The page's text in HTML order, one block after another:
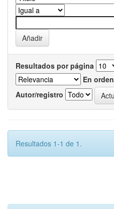
Resultados por página
En orden
Autor/registro
Resultados 1-1 de 1.